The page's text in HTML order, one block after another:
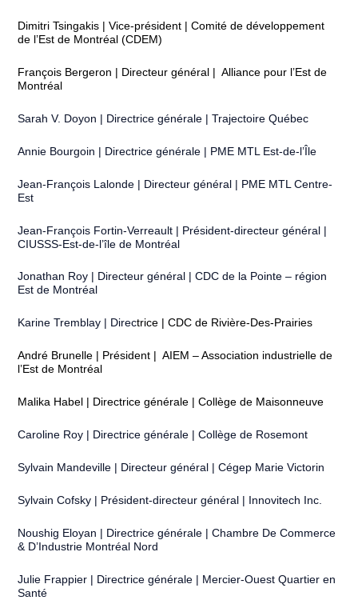
Dimitri Tsingakis | Vice-président | Comité de développement
de l’Est de Montréal (CDEM)
François Bergeron | Directeur général | Alliance pour l’Est de
Montréal
Sarah V. Doyon | Directrice générale | Trajectoire Québec
Annie Bourgoin | Directrice générale | PME MTL Est-de-l’Île
Jean-François Lalonde | Directeur général | PME MTL Centre-
Est
Jean-François Fortin-Verreault | Président-directeur général |
CIUSSS-Est-de-l’île de Montréal
Jonathan Roy | Directeur général | CDC de la Pointe – région
Est de Montréal
Karine Tremblay | Directrice | CDC de Rivière-Des-Prairies
André Brunelle | Président | AIEM – Association industrielle de
l’Est de Montréal
Malika Habel | Directrice générale | Collège de Maisonneuve
Caroline Roy | Directrice générale | Collège de Rosemont
Sylvain Mandeville | Directeur général | Cégep Marie Victorin
Sylvain Cofsky | Président-directeur général | Innovitech Inc.
Noushig Eloyan | Directrice générale | Chambre De Commerce
& D’Industrie Montréal Nord
Julie Frappier | Directrice générale | Mercier-Ouest Quartier en
Santé